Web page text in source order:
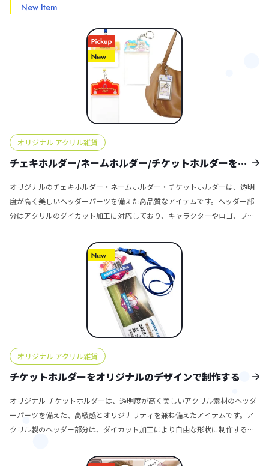
New Item
オリジナル アクリル雑貨
チェキホルダー/ネームホルダー/チケットホルダーをオ
オリジナルのチェキホルダー・ネームホルダー・チケットホルダーは、透明
度が高く美しいヘッダーパーツを備えた高品質なアイテムです。ヘッダー部
分はアクリルのダイカット加工に対応しており、キャラクターやロゴ、ブラ
オリジナルデザインで製作できるため、ファングッズや企業ノベルティ、イ
ベント記念品などに最適です。 仕様はそれぞれの用途に合わせて設計されて
います。チェキホルダーには、バッグやポーチに簡単に取り付けられる便利
なナスカンタイプのキーホルダーを標準装備。ネームホルダーやチケットホ
ルダーには、安全装置と長さ調整機能を備えたネックストラップが付属して
おり、安心してご使用いただけます。 さらにオプションとして、アクリルチ
ャームの追加が可能です。推しキャラクターやロゴをモチーフにしたチャー
ストラップをオリジナルプリントで製作することも可能で、統一感のあるデ
ザイン展開ができます。ホルダー（ポケット）部分もオーダーメイドに対応
ット部分にプリントを施すことでデザイン性をさらに高めることもできま
す。 販売に必要なパッケージや資材も揃っているため、デザインデータをご
入稿いただくだけで完成品としてすぐに販売できる形で納品可能です。国内
め、初めてのグッズ制作から大規模な展開まで安心してご利用いただけま
オリジナル アクリル雑貨
チケットホルダーをオリジナルのデザインで制作する
オリジナル チケットホルダーは、透明度が高く美しいアクリル素材のヘッダ
ーパーツを備えた、高級感とオリジナリティを兼ね備えたアイテムです。ア
クリル製のヘッダー部分は、ダイカット加工により自由な形状に制作するこ
に合わせて唯一無二のオリジナルアイテムを作ることが可能です。 標準仕様